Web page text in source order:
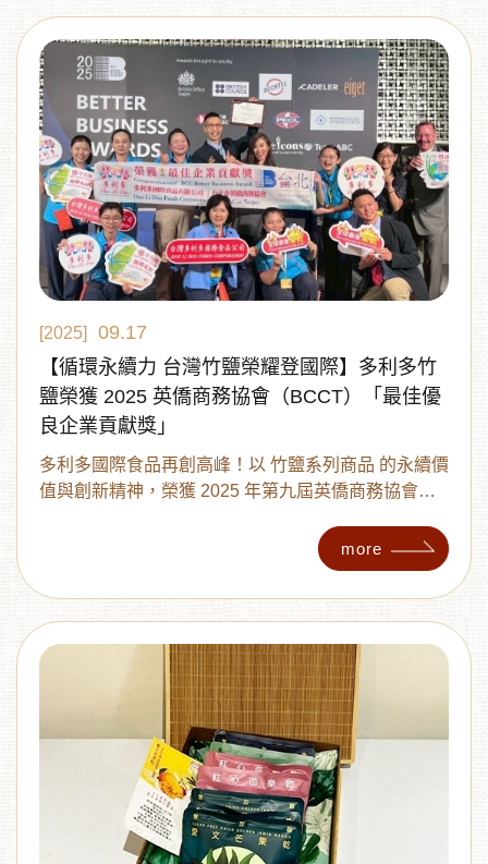
[2025]
09.17
【循環永續力 台灣竹鹽榮耀登國際】多利多竹
鹽榮獲 2025 英僑商務協會（BCCT）「最佳優
良企業貢獻獎」
多利多國際食品再創高峰！以 竹鹽系列商品 的永續價
值與創新精神，榮獲 2025 年第九屆英僑商務協會
為「企業界的永續奧斯卡」，專為表彰在 ESG（環
境、社會、治理）領域具有卓越貢獻的品牌。此次獲
獎，不僅代表國際對多利多的專業肯定，更讓「竹
鹽」成為台灣永續產品的新名片。
more